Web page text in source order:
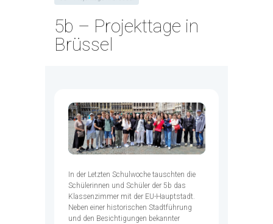
5b – Projekttage in
Brüssel
In der Letzten Schulwoche tauschten die
Schülerinnen und Schüler der 5b das
Klassenzimmer mit der EU-Hauptstadt.
Neben einer historischen Stadtführung
und den Besichtigungen bekannter